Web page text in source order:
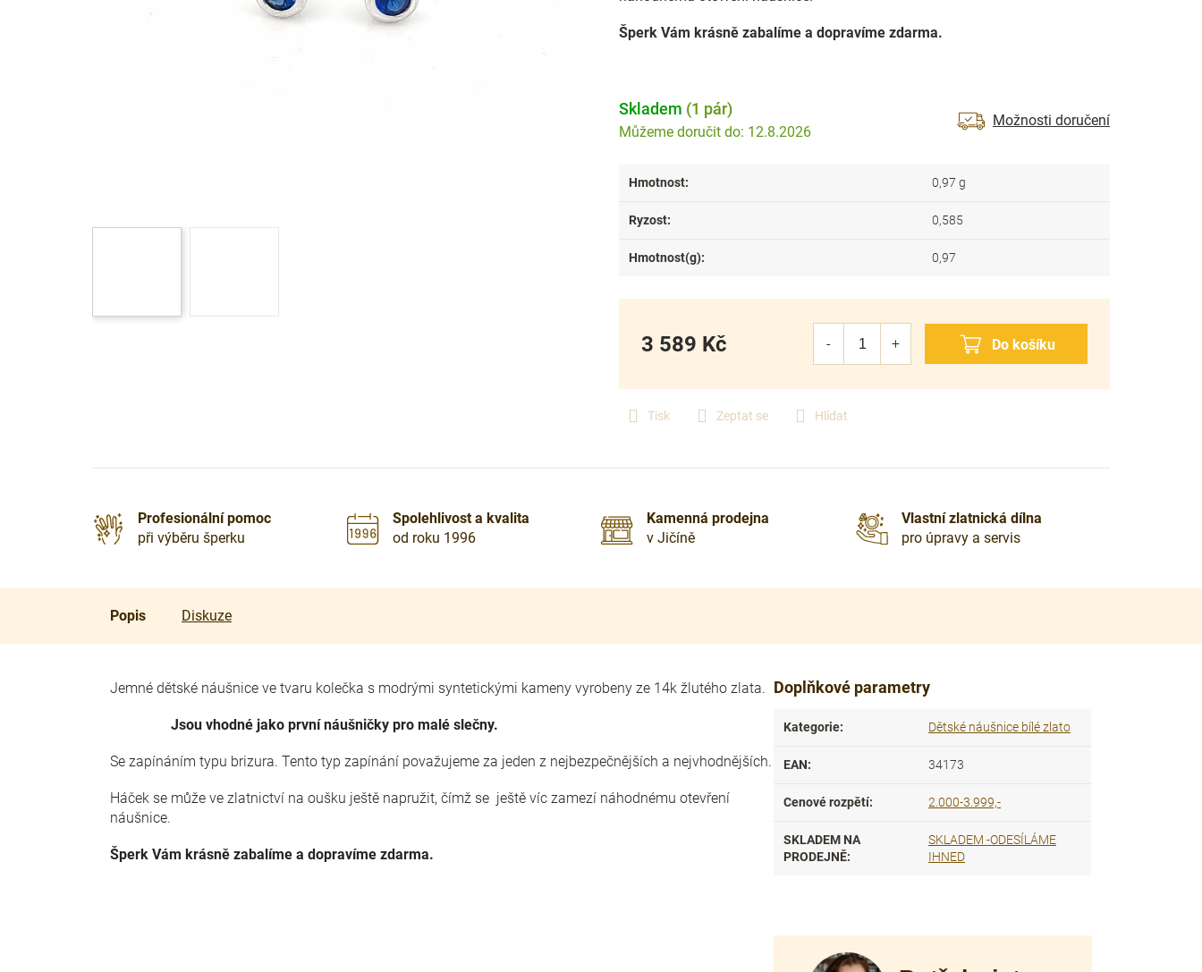
Šperk Vám krásně zabalíme a dopravíme zdarma.
Tisk Zeptat se Hlídat
Skladem (1 pár)
12.8.2026
Možnosti doručení
3 589 Kč
Hmotnost: 0,97 g
Ryzost: 0,585
Hmotnost(g): 0,97
Profesionální pomoc
při výběru šperku
Spolehlivost a kvalita
od roku 1996
Kamenná prodejna
v Jičíně
Vlastní zlatnická dílna
pro úpravy a servis
Popis Diskuze
Jemné dětské náušnice ve tvaru kolečka s modrými syntetickými kameny vyrobeny ze 14k žlutého zlata.
Jsou vhodné jako první náušničky pro malé slečny.
Se zapínáním typu brizura. Tento typ zapínání považujeme za jeden z nejbezpečnějších a nejvhodnějších.
Háček se může ve zlatnictví na oušku ještě napružit, čímž se ještě víc zamezí náhodnému otevření
náušnice.
Šperk Vám krásně zabalíme a dopravíme zdarma.
Doplňkové parametry
Kategorie: Dětské náušnice bílé zlato
EAN: 34173
Cenové rozpětí: 2.000-3.999,-
SKLADEM NA
PRODEJNĚ:
SKLADEM -ODESÍLÁME
IHNED